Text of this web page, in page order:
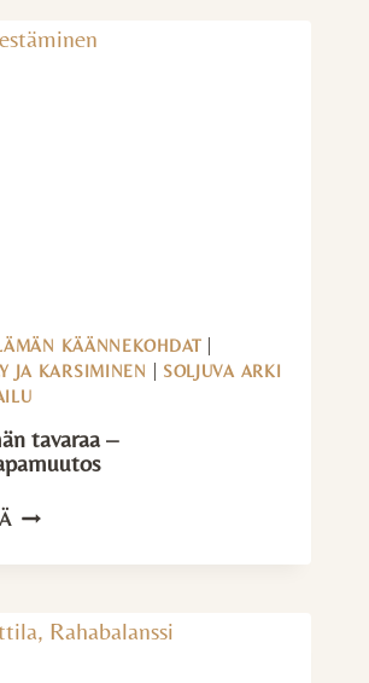
ALOITTAA?
KÄÄNNEKOHDAT|
JA KARSIMINEN
SOLJUVA ARKI
tavaraa –
VÄHEMMÄN
–